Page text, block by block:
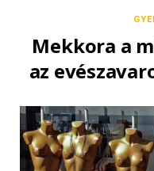
Mekkora a
az